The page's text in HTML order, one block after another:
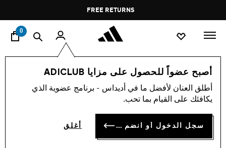
Pause
promotion
rotation
FREE RETURNS
0
أصبح عضواً للحصول على مزايا ADICLUB
أطلق العنان لأفضل ما في أديداس - برنامج عضوية الذي
يكافئك على القيام بما تحب.
سجل الدخول أو انضم الآن أغلق
الرجال أحذية
حذاء RUNBLAZE M
BD 25.75